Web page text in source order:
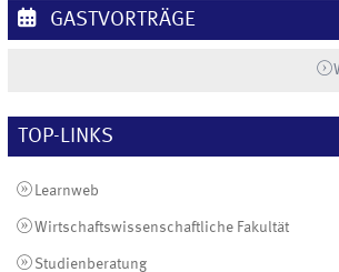
GASTVORTRÄGE
TOP-LINKS
Learnweb
Wirtschaftswissenschaftliche Fakultät
Studienberatung